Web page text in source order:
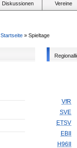
Diskussionen Vereine
Startseite » Spieltage
VfR
SVE
ETSV
EBII
H96II